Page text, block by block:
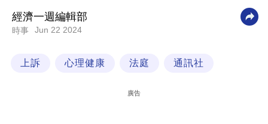
業
科
經濟一週編輯部
時事 Jun 22 2024
上訴 心理健康 法庭 通訊社
廣告